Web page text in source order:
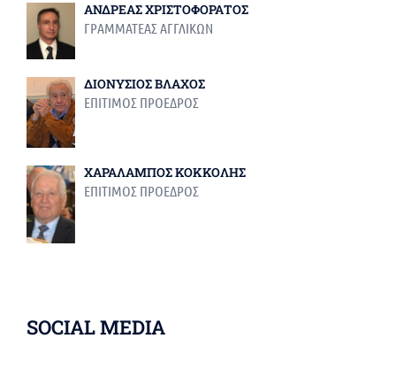
ΑΝΔΡΕΑΣ ΧΡΙΣΤΟΦΟΡΑΤΟΣ
ΓΡΑΜΜΑΤΕΑΣ ΑΓΓΛΙΚΩΝ
ΔΙΟΝΥΣΙΟΣ ΒΛΑΧΟΣ
ΕΠΙΤΙΜΟΣ ΠΡΟΕΔΡΟΣ
ΧΑΡΑΛΑΜΠΟΣ ΚΟΚΚΟΛΗΣ
ΕΠΙΤΙΜΟΣ ΠΡΟΕΔΡΟΣ
SOCIAL MEDIA